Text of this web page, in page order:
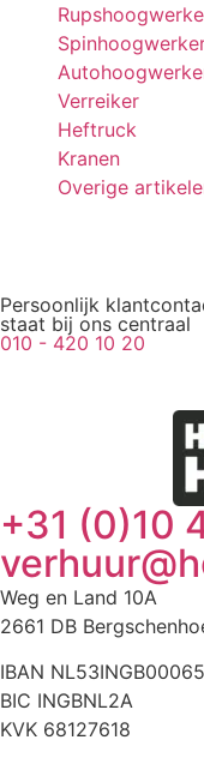
Verreiker
Heftruck
Kranen
Overige
Persoonlijk
staat bij ons centraal
010 - 420 10 20
+31 (0)10
Weg en Land 10A
2661 DB
IBAN
BIC INGBNL2A
KVK 68127618